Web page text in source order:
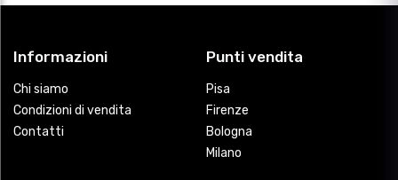
Informazioni
Chi siamo
Condizioni di vendita
Contatti
Punti vendita
Pisa
Firenze
Bologna
Milano